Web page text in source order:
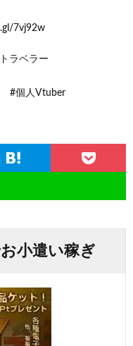
7vj92w
ラベラー
#個人Vtuber
小遣い稼ぎ